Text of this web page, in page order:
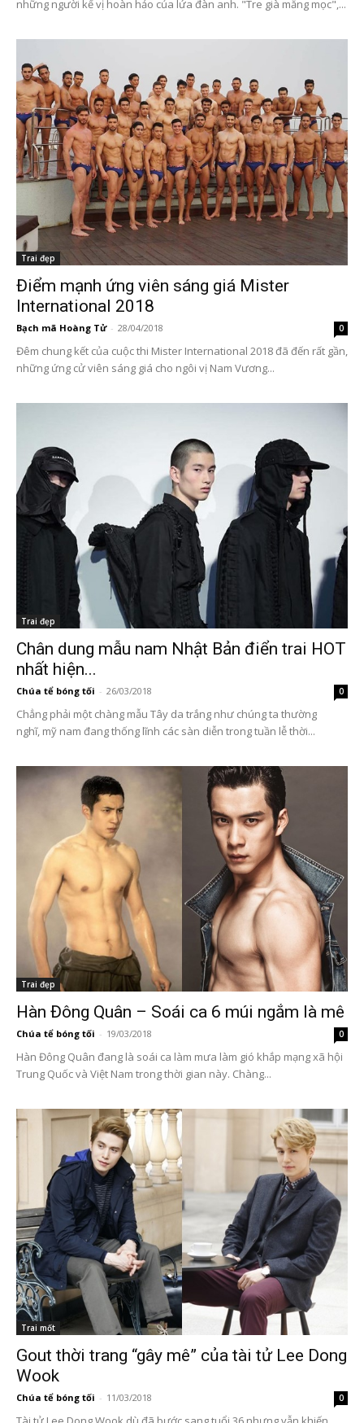
những người kế vị hoàn hảo của lứa đàn anh. "Tre già măng mọc",...
Trai đẹp
Điểm mạnh ứng viên sáng giá Mister
International 2018
Bạch mã Hoàng Tử - 28/04/2018 0
Đêm chung kết của cuộc thi Mister International 2018 đã đến rất gần,
những ứng cử viên sáng giá cho ngôi vị Nam Vương...
Trai đẹp
Chân dung mẫu nam Nhật Bản điển trai HOT
nhất hiện...
Chúa tể bóng tối - 26/03/2018 0
Chẳng phải một chàng mẫu Tây da trắng như chúng ta thường
nghĩ, mỹ nam đang thống lĩnh các sàn diễn trong tuần lễ thời...
Trai đẹp
Hàn Đông Quân – Soái ca 6 múi ngắm là mê
Chúa tể bóng tối - 19/03/2018 0
Hàn Đông Quân đang là soái ca làm mưa làm gió khắp mạng xã hội
Trung Quốc và Việt Nam trong thời gian này. Chàng...
Trai mốt
Gout thời trang “gây mê” của tài tử Lee Dong
Wook
Chúa tể bóng tối - 11/03/2018 0